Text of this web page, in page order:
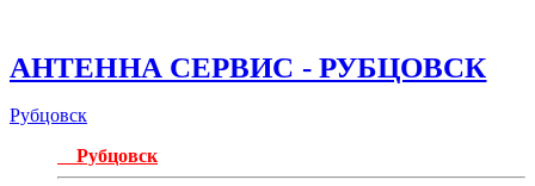
АНТЕННА СЕРВИС - РУБЦОВСК
Рубцовск
Рубцовск